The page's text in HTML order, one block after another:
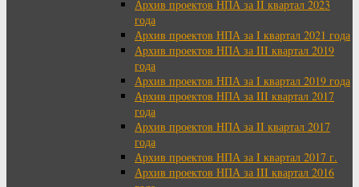
Архив проектов НПА за II квартал 2023
года
Архив проектов НПА за I квартал 2021 года
Архив проектов НПА за III квартал 2019
года
Архив проектов НПА за I квартал 2019 года
Архив проектов НПА за III квартал 2017
года
Архив проектов НПА за II квартал 2017
года
Архив проектов НПА за I квартал 2017 г.
Архив проектов НПА за III квартал 2016